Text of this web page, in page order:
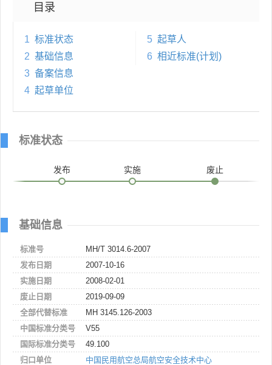
目录
1 标准状态
2 基础信息
3 备案信息
4 起草单位
5 起草人
6 相近标准(计划)
标准状态
发布 实施 废止
基础信息
标准号
MH/T 3014.6-2007
发布日期
2007-10-16
实施日期
2008-02-01
废止日期
2019-09-09
全部代替标准
MH 3145.126-2003
中国标准分类号
V55
国际标准分类号
49.100
归口单位
中国民用航空总局航空安全技术中心